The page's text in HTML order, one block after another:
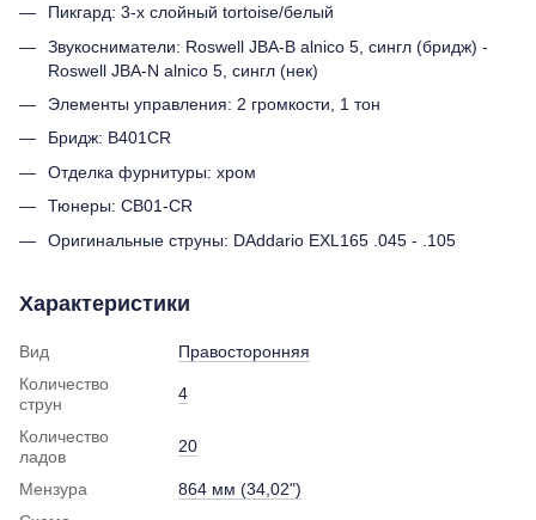
Пикгард: 3-х слойный tortoise/белый
Звукосниматели: Roswell JBA-B alnico 5, сингл (бридж) -
Roswell JBA-N alnico 5, сингл (нек)
Элементы управления: 2 громкости, 1 тон
Бридж: B401CR
Отделка фурнитуры: хром
Тюнеры: CB01-CR
Оригинальные струны: DAddario EXL165 .045 - .105
Характеристики
Вид
Правосторонняя
Количество
струн
4
Количество
ладов
20
Мензура
864 мм (34,02")